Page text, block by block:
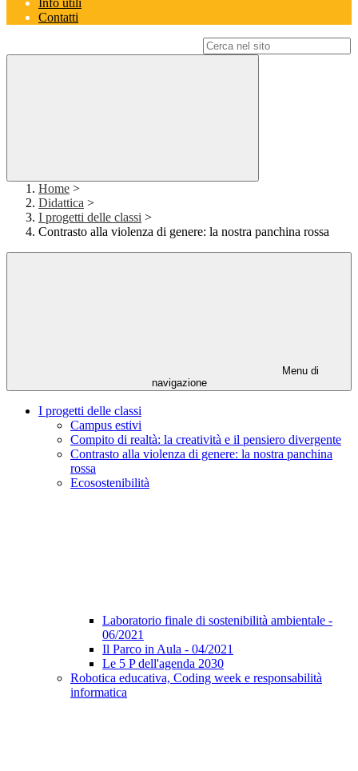
Info utili
Contatti
Home >
Didattica >
I progetti delle classi >
Contrasto alla violenza di genere: la nostra panchina rossa
Menu di
navigazione
I progetti delle classi
Campus estivi
Compito di realtà: la creatività e il pensiero divergente
Contrasto alla violenza di genere: la nostra panchina
rossa
Ecosostenibilità
Laboratorio finale di sostenibilità ambientale -
06/2021
Il Parco in Aula - 04/2021
Le 5 P dell'agenda 2030
Robotica educativa, Coding week e responsabilità
informatica